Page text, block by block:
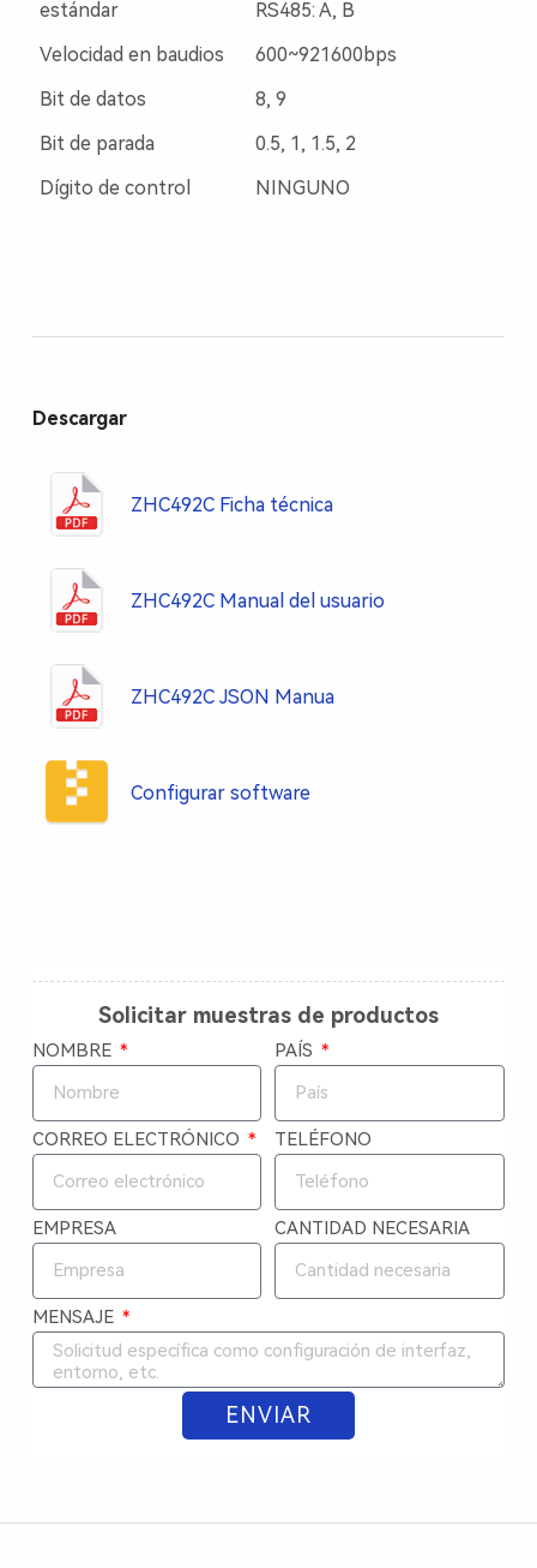
estándar
RS485: A, B
Velocidad en baudios
600~921600bps
Bit de datos
8, 9
Bit de parada
0.5, 1, 1.5, 2
Dígito de control
NINGUNO
Descargar
ZHC492C Ficha técnica
ZHC492C Manual del usuario
ZHC492C JSON Manua
Configurar software
Solicitar muestras de productos
NOMBRE PAÍS
CORREO ELECTRÓNICO TELÉFONO
EMPRESA CANTIDAD NECESARIA
MENSAJE
ENVIAR